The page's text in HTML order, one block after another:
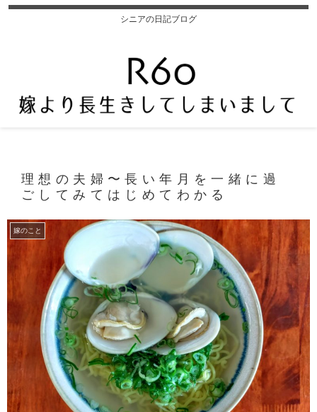
シニアの日記ブログ
理想の夫婦〜長い年月を一緒に過
ごしてみてはじめてわかる
嫁のこと